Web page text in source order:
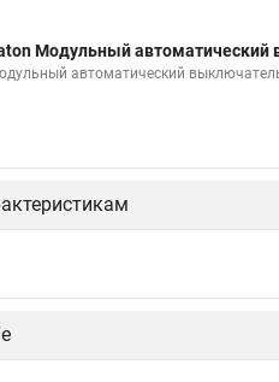
Модульный автоматический
автоматический